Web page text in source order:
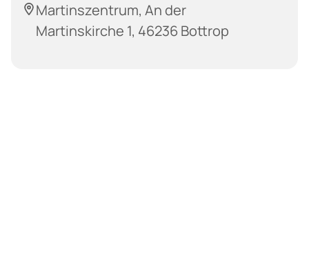
Martinszentrum, An der
Martinskirche 1, 46236 Bottrop